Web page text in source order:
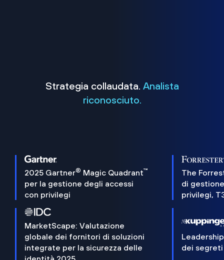
Strategia collaudata. Analista
riconosciuto.
2025 Gartner® Magic Quadrant™
per la gestione degli accessi
con privilegi
The
di
privilegi,
MarketScape: Valutazione
globale dei fornitori di soluzioni
integrate per la sicurezza delle
dei segreti